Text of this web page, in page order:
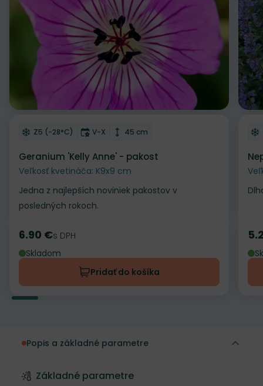
Odober do zoznamu želaní
Mrazuvzdornosť
Z5 (-28°C) Doba kvitnutia
V-X Výška rastliny
45 cm
Geranium 'Kelly Anne' - pakost
Veľkosť kvetináča: K9x9 cm
Jedna z najlepších noviniek pakostov v
posledných rokoch.
Cena
6.90 €s DPH
Skladom
Pridať do košíka
Popis a základné parametre
Základné parametre